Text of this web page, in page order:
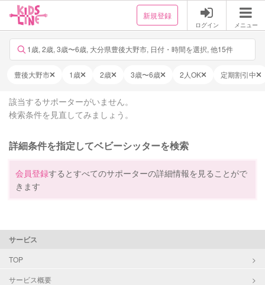
新規登録
ログイン メニュー
1歳, 2歳, 3歳〜6歳, 大分県豊後大野市, 日付・時間を選択, 他15件
豊後大野市 1歳 2歳 3歳〜6歳 2人OK 定期割引中
該当するサポーターがいません。
検索条件を見直してみましょう。
詳細条件を指定してベビーシッターを検索
会員登録するとすべてのサポーターの詳細情報を見ることがで
きます
サービス
TOP
サービス概要